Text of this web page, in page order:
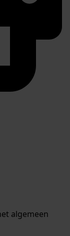
algemeen